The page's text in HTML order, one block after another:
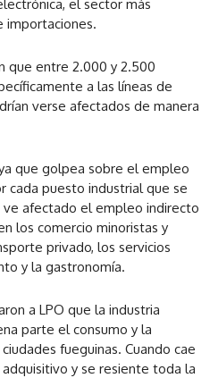
el sector más
importaciones.
que entre 2.000 y 2.500
a las líneas de
verse afectados de manera
que golpea sobre el empleo
cada puesto industrial que se
afectado el empleo indirecto
los comercio minoristas y
privado, los servicios
y la gastronomía.
a LPO que la industria
parte el consumo y la
fueguinas. Cuando cae
y se resiente toda la